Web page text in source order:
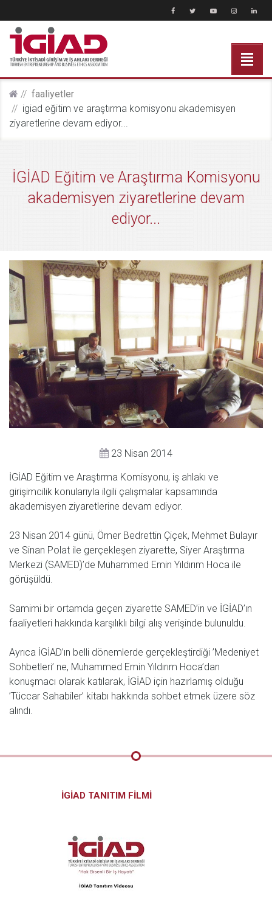
faali̇yetler
i̇gi̇ad eğitim ve araştırma komisyonu akademisyen
ziyaretlerine devam ediyor...
İGİAD Eğitim ve Araştırma Komisyonu
akademisyen ziyaretlerine devam
ediyor...
23 Nisan 2014
İGİAD Eğitim ve Araştırma Komisyonu, iş ahlakı ve
girişimcilik konularıyla ilgili çalışmalar kapsamında
akademisyen ziyaretlerine devam ediyor.
23 Nisan 2014 günü, Ömer Bedrettin Çiçek, Mehmet Bulayır
ve Sinan Polat ile gerçekleşen ziyarette, Siyer Araştırma
Merkezi (SAMED)’de Muhammed Emin Yıldırım Hoca ile
görüşüldü.
Samimi bir ortamda geçen ziyarette SAMED’in ve İGİAD’ın
faaliyetleri hakkında karşılıklı bilgi alış verişinde bulunuldu.
Ayrıca İGİAD’ın belli dönemlerde gerçekleştirdiği ’Medeniyet
Sohbetleri’ ne, Muhammed Emin Yıldırım Hoca’dan
konuşmacı olarak katılarak, İGİAD için hazırlamış olduğu
’Tüccar Sahabiler’ kitabı hakkında sohbet etmek üzere söz
alındı.
İGİAD TANITIM FİLMİ